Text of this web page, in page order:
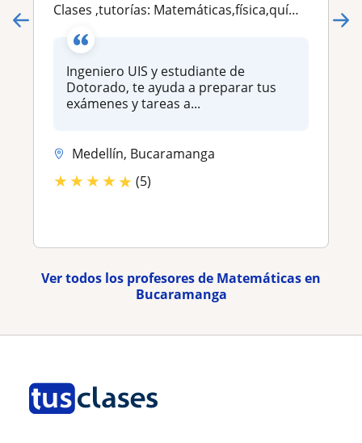
Clases ,tutorías: Matemáticas,física,química,cálculo,álgebra,estadística,matemática financiera
Ingeniero UIS y estudiante de
Dotorado, te ayuda a preparar tus
exámenes y tareas a...
Medellín, Bucaramanga
★★★★★ (5)
Ver todos los profesores de Matemáticas en
Bucaramanga